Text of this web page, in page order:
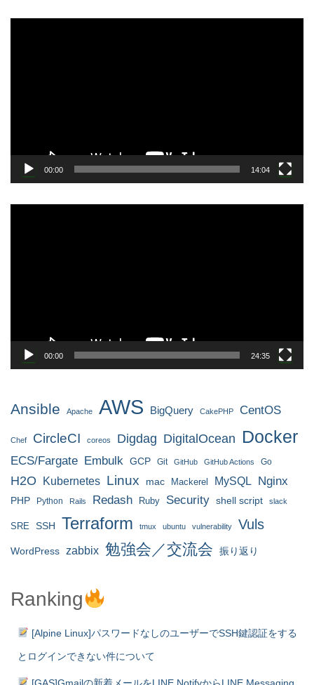
00:00 14:04
00:00 24:35
Ansible Apache AWS BigQuery CakePHP CentOS
Chef CircleCI coreos Digdag DigitalOcean Docker
ECS/Fargate Embulk GCP Git GitHub GitHub Actions Go
H2O Kubernetes Linux mac Mackerel MySQL Nginx
PHP Python Rails Redash Ruby Security shell script slack
SRE SSH Terraform tmux ubuntu vulnerability Vuls
WordPress zabbix 勉強会／交流会 振り返り
Ranking
[Alpine Linux]パスワードなしのユーザーでSSH鍵認証をする
とログインできない件について